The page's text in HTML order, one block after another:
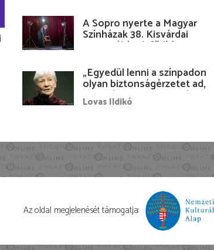
A Sopro nyerte a Magyar
Színházak 38. Kisvárdai
Fesztiváljának fődíját
„Egyedül lenni a színpadon
olyan biztonságérzetet ad,
hogy lám, mindenki más
nélkül is megvagyok
Lovas Ildikó
Az oldal megjelenését támogatja: